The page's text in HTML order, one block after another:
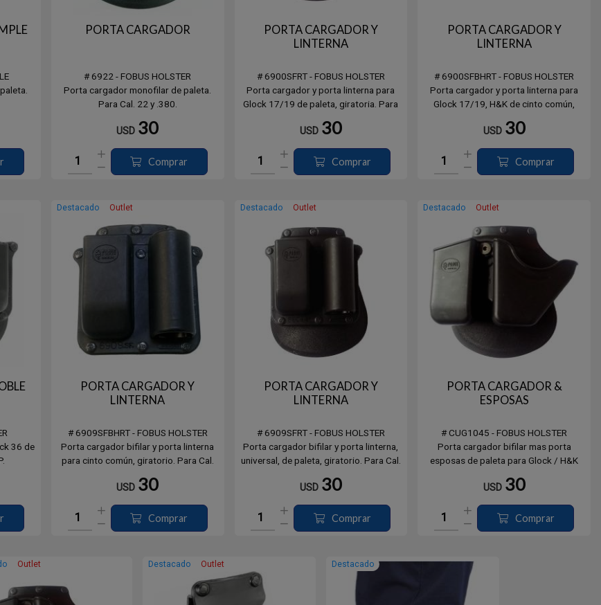
PORTA CARGADOR
# 6922 - FOBUS HOLSTER
Porta cargador monofilar de paleta.
Para Cal. 22 y .380.
USD 30
Comprar
PORTA CARGADOR Y
LINTERNA
# 6900SFRT - FOBUS HOLSTER
Porta cargador y porta linterna para
Glock 17/19 de paleta, giratoria. Para
USD 30
Comprar
PORTA CARGADOR Y
LINTERNA
# 6900SFBHRT - FOBUS HOLSTER
Porta cargador y porta linterna para
Glock 17/19, H&K de cinto común,
USD 30
Comprar
36 de
Destacado Outlet
PORTA CARGADOR Y
LINTERNA
# 6909SFBHRT - FOBUS HOLSTER
Porta cargador bifilar y porta linterna
para cinto común, giratorio. Para Cal.
USD 30
Comprar
Destacado Outlet
PORTA CARGADOR Y
LINTERNA
# 6909SFRT - FOBUS HOLSTER
Porta cargador bifilar y porta linterna,
universal, de paleta, giratorio. Para Cal.
USD 30
Comprar
Destacado Outlet
PORTA CARGADOR &
ESPOSAS
# CUG1045 - FOBUS HOLSTER
Porta cargador bifilar mas porta
esposas de paleta para Glock / H&K
USD 30
Comprar
Outlet Destacado Outlet Destacado